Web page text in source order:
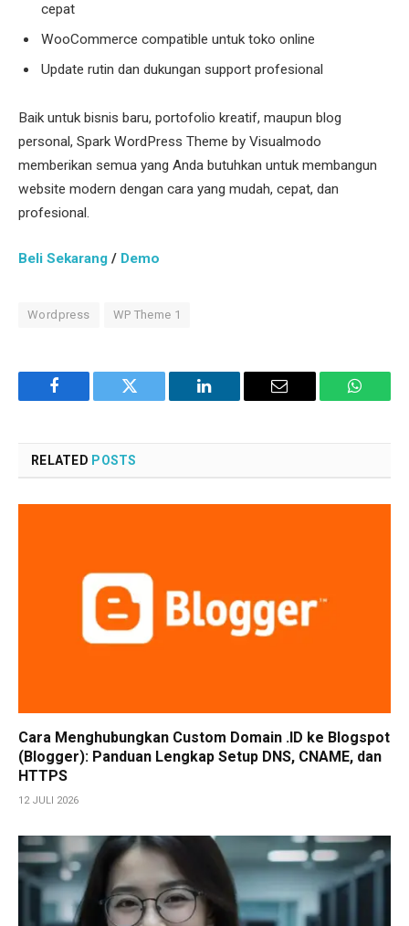
cepat
WooCommerce compatible untuk toko online
Update rutin dan dukungan support profesional
Baik untuk bisnis baru, portofolio kreatif, maupun blog
personal, Spark WordPress Theme by Visualmodo
memberikan semua yang Anda butuhkan untuk membangun
website modern dengan cara yang mudah, cepat, dan
profesional.
Beli Sekarang / Demo
Wordpress WP Theme 1
Facebook Twitter LinkedIn Email
RELATED POSTS
Cara Menghubungkan Custom Domain .ID ke Blogspot
(Blogger): Panduan Lengkap Setup DNS, CNAME, dan
HTTPS
12 JULI 2026